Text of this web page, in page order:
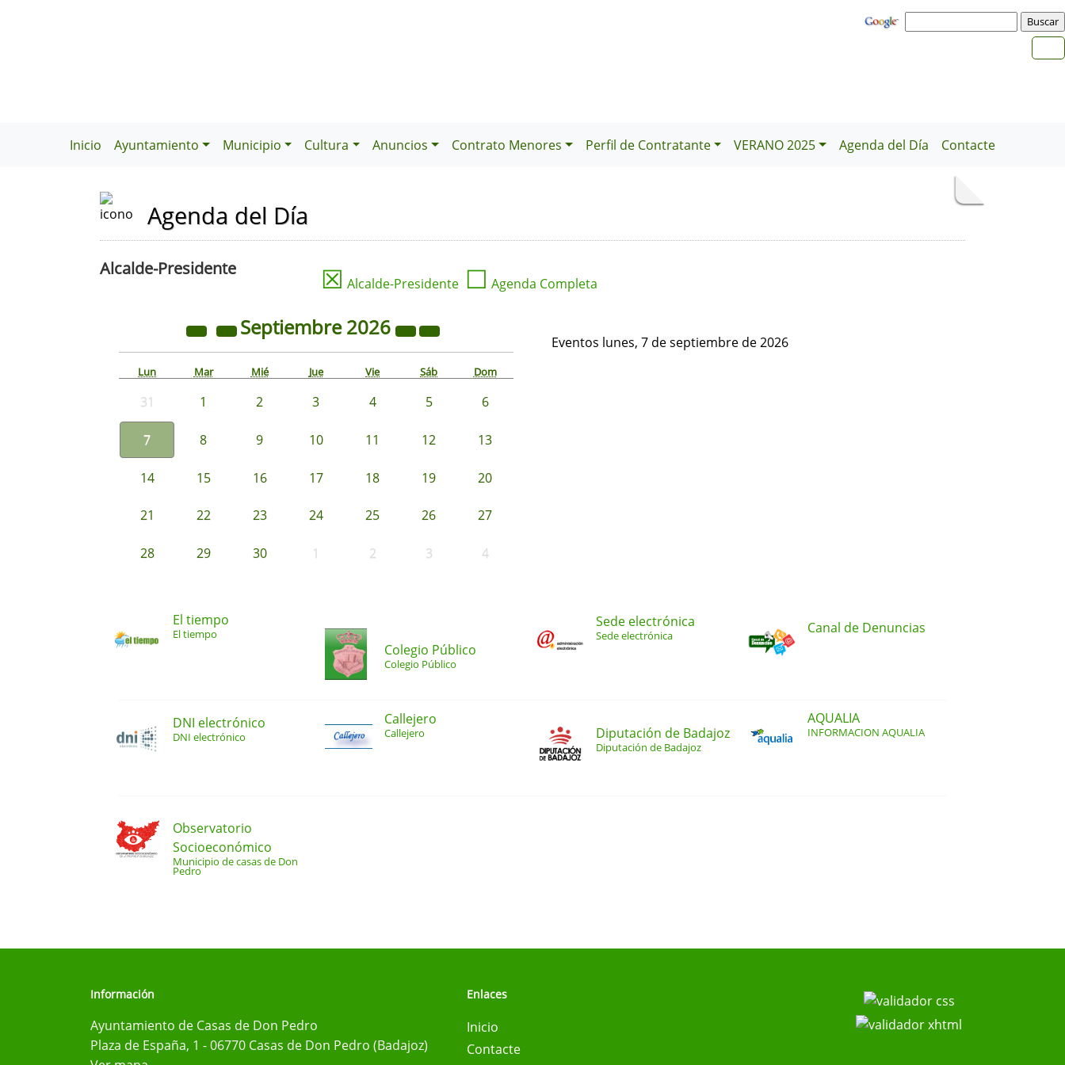
Inicio Ayuntamiento Municipio Cultura Anuncios Contrato Menores Perfil de Contratante VERANO 2025 Agenda del Día Contacte
Agenda del Día
Alcalde-Presidente ☒ Alcalde-Presidente ☐ Agenda Completa
Septiembre2026
Lun Mar Mié Jue Vie Sáb Dom
31 1 2 3 4 5 6
7 8 9 10 11 12 13
14 15 16 17 18 19 20
21 22 23 24 25 26 27
28 29 30 1 2 3 4
Eventos lunes, 7 de septiembre de 2026
El tiempo
El tiempo
Colegio Público
Colegio Público
Sede electrónica
Sede electrónica Canal de Denuncias
DNI electrónico
DNI electrónico
Callejero
Callejero Diputación de Badajoz
Diputación de Badajoz
AQUALIA
INFORMACION AQUALIA
Observatorio
Socioeconómico
Municipio de casas de Don
Pedro
Información
Ayuntamiento de Casas de Don Pedro
Plaza de España, 1 - 06770 Casas de Don Pedro (Badajoz)
Enlaces
Inicio
Contacte